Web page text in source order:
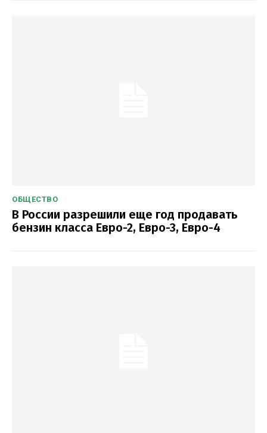
ОБЩЕСТВО
В России разрешили еще год продавать
бензин класса Евро-2, Евро-3, Евро-4